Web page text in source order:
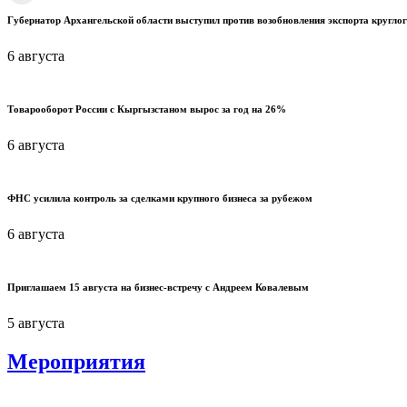
Губернатор Архангельской области выступил против возобновления экспорта
6 августа
Товарооборот России с Кыргызстаном вырос за год на 26%
6 августа
ФНС усилила контроль за сделками крупного бизнеса за рубежом
6 августа
Приглашаем 15 августа на бизнес-встречу с Андреем Ковалевым
5 августа
Мероприятия